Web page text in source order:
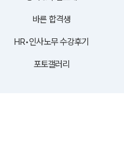
바른 합격생
HR•인사노무 수강후기
포토갤러리